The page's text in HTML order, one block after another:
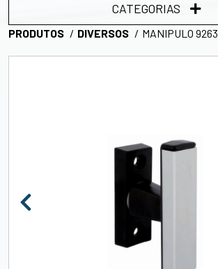
CATEGORIAS
PRODUTOS DIVERSOS MANIPULO 9263